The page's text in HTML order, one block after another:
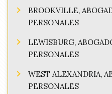
BROOKVILLE,
PERSONALES
LEWISBURG,
PERSONALES
WEST ALEXANDRIA,
PERSONALES